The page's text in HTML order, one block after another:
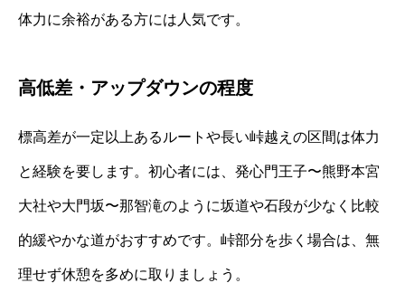
体力に余裕がある方には人気です。
高低差・アップダウンの程度
標高差が一定以上あるルートや長い峠越えの区間は体力
と経験を要します。初心者には、発心門王子〜熊野本宮
大社や大門坂〜那智滝のように坂道や石段が少なく比較
的緩やかな道がおすすめです。峠部分を歩く場合は、無
理せず休憩を多めに取りましょう。